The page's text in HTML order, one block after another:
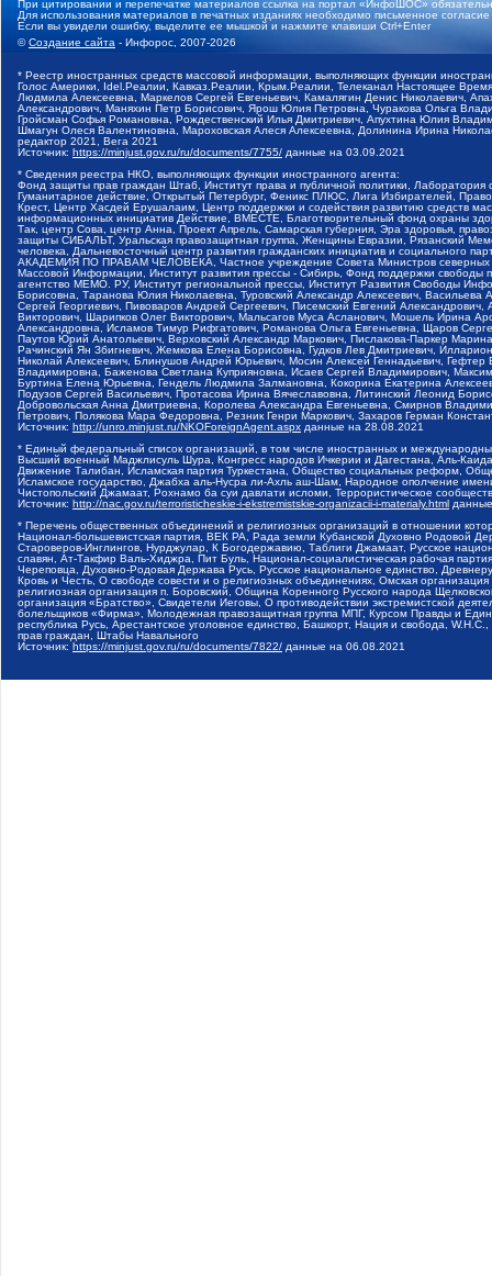
При цитировании и перепечатке материалов ссылка на портал «ИнфоШОС»
Для использования материалов в печатных изданиях необходимо письменное
Если вы увидели ошибку, выделите ее мышкой и нажмите клавиши Ctrl+Enter
©Создание сайта - Инфорос, 2007-2026
* Реестр иностранных средств массовой информации, выполняющих функции
Голос Америки, Idel.Реалии, Кавказ.Реалии, Крым.Реалии, Телеканал Настоящее
Людмила Алексеевна, Маркелов Сергей Евгеньевич, Камалягин Денис Николаевич,
Александрович, Маняхин Петр Борисович, Ярош Юлия Петровна, Чуракова Ольга
Гройсман Софья Романовна, Рождественский Илья Дмитриевич, Апухтина Юлия
Шмагун Олеся Валентиновна, Мароховская Алеся Алексеевна, Долинина Ирина
редактор 2021, Вега 2021
Источник: https://minjust.gov.ru/ru/documents/7755/ данные на 03.09.2021
* Сведения реестра НКО, выполняющих функции иностранного агента:
Фонд защиты прав граждан Штаб, Институт права и публичной политики,
Гуманитарное действие, Открытый Петербург, Феникс ПЛЮС, Лига Избирателей,
Крест, Центр Хасдей Ерушалаим, Центр поддержки и содействия развитию средств
информационных инициатив Действие, ВМЕСТЕ, Благотворительный фонд охраны
Так, центр Сова, центр Анна, Проект Апрель, Самарская губерния, Эра здоровья,
защиты СИБАЛЬТ, Уральская правозащитная группа, Женщины Евразии, Рязанский
человека, Дальневосточный центр развития гражданских инициатив и социального
АКАДЕМИЯ ПО ПРАВАМ ЧЕЛОВЕКА, Частное учреждение Совета Министров северных
Массовой Информации, Институт развития прессы - Сибирь, Фонд поддержки
агентство МЕМО. РУ, Институт региональной прессы, Институт Развития Свободы
Борисовна, Таранова Юлия Николаевна, Туровский Александр Алексеевич,
Сергей Георгиевич, Пивоваров Андрей Сергеевич, Писемский Евгений
Викторович, Шарипков Олег Викторович, Мальсагов Муса Асланович, Мошель Ирина
Александровна, Исламов Тимур Рифгатович, Романова Ольга Евгеньевна, Щаров
Паутов Юрий Анатольевич, Верховский Александр Маркович, Пислакова-Паркер
Рачинский Ян Збигневич, Жемкова Елена Борисовна, Гудков Лев Дмитриевич,
Николай Алексеевич, Блинушов Андрей Юрьевич, Мосин Алексей Геннадьевич,
Владимировна, Баженова Светлана Куприяновна, Исаев Сергей Владимирович,
Буртина Елена Юрьевна, Гендель Людмила Залмановна, Кокорина Екатерина
Подузов Сергей Васильевич, Протасова Ирина Вячеславовна, Литинский Леонид
Добровольская Анна Дмитриевна, Королева Александра Евгеньевна, Смирнов
Петрович, Полякова Мара Федоровна, Резник Генри Маркович, Захаров Герман
Источник: http://unro.minjust.ru/NKOForeignAgent.aspx данные на 28.08.2021
* Единый федеральный список организаций, в том числе иностранных и
Высший военный Маджлисуль Шура, Конгресс народов Ичкерии и Дагестана, Аль-
Движение Талибан, Исламская партия Туркестана, Общество социальных реформ,
Исламское государство, Джабха аль-Нусра ли-Ахль аш-Шам, Народное ополчение
Чистопольский Джамаат, Рохнамо ба суи давлати исломи, Террористическое
Источник: http://nac.gov.ru/terroristicheskie-i-ekstremistskie-organizacii-i-materialy.html
* Перечень общественных объединений и религиозных организаций в отношении
Национал-большевистская партия, ВЕК РА, Рада земли Кубанской Духовно Родовой
Староверов-Инглингов, Нурджулар, К Богодержавию, Таблиги Джамаат, Русское
славян, Ат-Такфир Валь-Хиджра, Пит Буль, Национал-социалистическая рабочая
Череповца, Духовно-Родовая Держава Русь, Русское национальное единство,
Кровь и Честь, О свободе совести и о религиозных объединениях, Омская
религиозная организация п. Боровский, Община Коренного Русского народа
организация «Братство», Свидетели Иеговы, О противодействии экстремистской
болельщиков «Фирма», Молодежная правозащитная группа МПГ, Курсом Правды и
республика Русь, Арестантское уголовное единство, Башкорт, Нация и свобода,
прав граждан, Штабы Навального
Источник: https://minjust.gov.ru/ru/documents/7822/ данные на 06.08.2021